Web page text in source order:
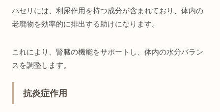
パセリには、利尿作用を持つ成分が含まれており、体内の
老廃物を効率的に排出する助けになります。
これにより、腎臓の機能をサポートし、体内の水分バラン
スを調整します。
抗炎症作用